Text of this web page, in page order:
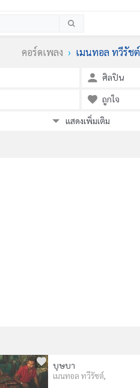
คอร์ดเพลง เมนทอล ทวีรัชต์
ศิลปิน
ถูกใจ
แสดงเพิ่มเติม
บุษบา
เมนทอล ทวีรัชต์,